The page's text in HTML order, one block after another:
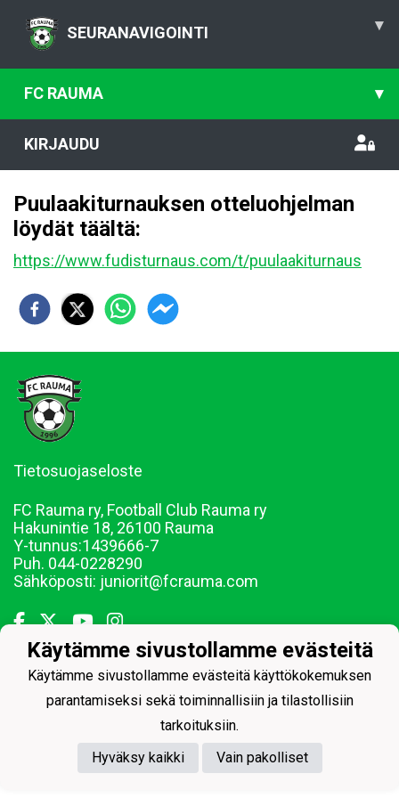
SEURANAVIGOINTI ▾
FC RAUMA ▾
KIRJAUDU
Puulaakiturnauksen otteluohjelman
löydät täältä:
https://www.fudisturnaus.com/t/puulaakiturnaus
Tietosuojaseloste
FC Rauma ry, Football Club Rauma ry
Hakunintie 18, 26100 Rauma
Y-tunnus:1439666-7
Puh. 044-0228290
Sähköposti: juniorit@fcrauma.com
Powered by
Käytämme sivustollamme evästeitä
Käytämme sivustollamme evästeitä käyttökokemuksen
parantamiseksi sekä toiminnallisiin ja tilastollisiin
tarkoituksiin.
Hyväksy kaikki
Vain pakolliset